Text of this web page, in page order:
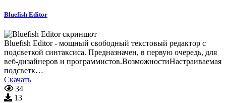
Bluefish Editor
Bluefish Editor - мощный свободный текстовый редактор с
подсветкой синтаксиса. Предназначен, в первую очередь, для
веб-дизайнеров и программистов.ВозможностиНастраиваемая
подсветк…
Скачать
34
13